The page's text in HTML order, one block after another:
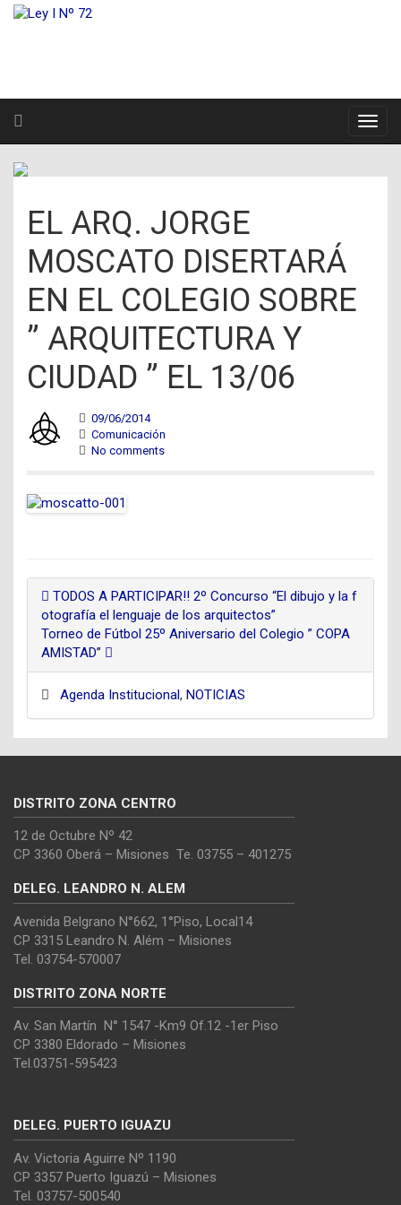
EL ARQ. JORGE
MOSCATO DISERTARÁ
EN EL COLEGIO SOBRE
” ARQUITECTURA Y
CIUDAD ” EL 13/06
09/06/2014
Comunicación
No comments
TODOS A PARTICIPAR!! 2º Concurso “El dibujo y la f
otografía el lenguaje de los arquitectos”
Torneo de Fútbol 25º Aniversario del Colegio ” COPA
AMISTAD”
Agenda Institucional, NOTICIAS
DISTRITO ZONA CENTRO
12 de Octubre Nº 42
CP 3360 Oberá – Misiones Te. 03755 – 401275
DELEG. LEANDRO N. ALEM
Avenida Belgrano N°662, 1°Piso, Local14
CP 3315 Leandro N. Além – Misiones
Tel. 03754-570007
DISTRITO ZONA NORTE
Av. San Martín N° 1547 -Km9 Of.12 -1er Piso
CP 3380 Eldorado – Misiones
Tel.03751-595423
DELEG. PUERTO IGUAZU
Av. Victoria Aguirre Nº 1190
CP 3357 Puerto Iguazú – Misiones
Tel. 03757-500540